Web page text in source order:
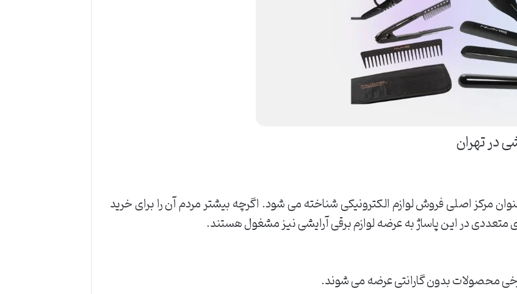
در تهران
مرکز اصلی فروش لوازم الکترونیکی شناخته می شود. اگرچه بیشتر مردم آن را برای خرید
در این پاساژ به عرضه لوازم برقی آرایشی نیز مشغول هستند.
محصولات بدون گارانتی عرضه می شوند.